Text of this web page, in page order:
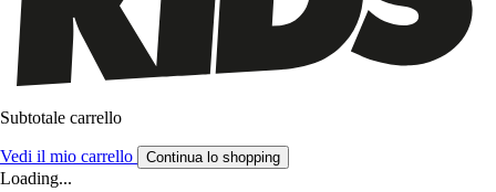
Subtotale carrello
Vedi il mio carrello Continua lo shopping
Loading...